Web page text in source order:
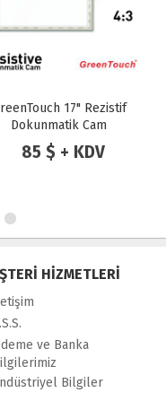
17" Rezistif
Dokunmatik Cam
85 $ + KDV
HİZMETLERİ
ve Banka
Bilgiler